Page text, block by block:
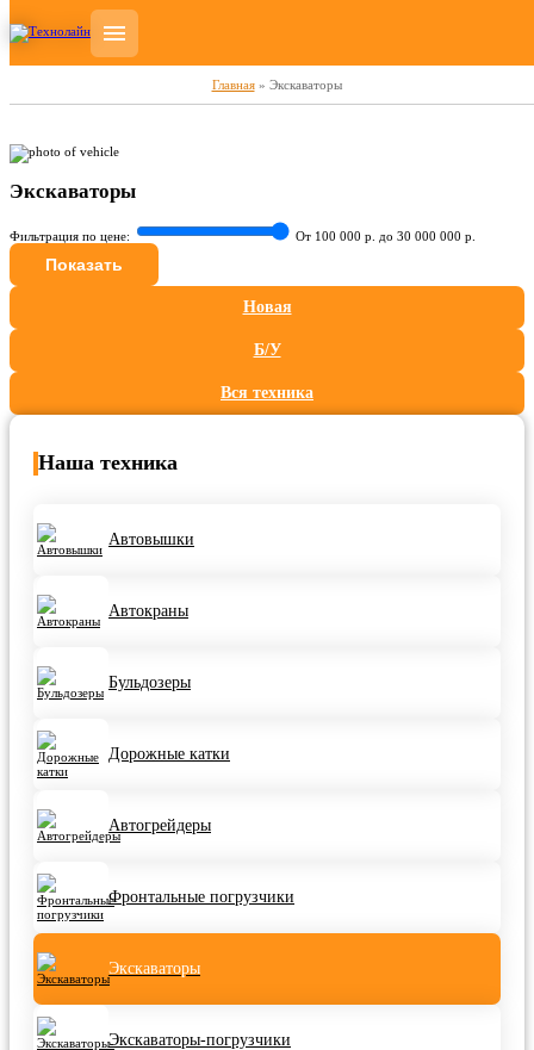
Главная» Экскаваторы
Экскаваторы
Фильтрация по цене: От 100 000 р. до 30 000 000 р.
Показать
Новая
Б/У
Вся техника
Наша техника
Автовышки
Aвтoкpаны
Бульдозеры
Дорожные катки
Автогрейдеры
Фронтальные погрузчики
Экскаваторы
Экскаваторы-погрузчики